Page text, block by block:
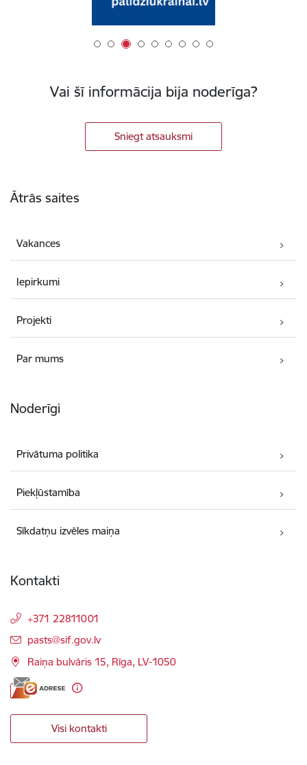
Vai šī informācija bija noderīga?
Sniegt atsauksmi
Ātrās saites
Vakances
Iepirkumi
Projekti
Par mums
Noderīgi
Privātuma politika
Piekļūstamība
Sīkdatņu izvēles maiņa
Kontakti
+371 22811001
E-pasts:
pasts@sif.gov.lv
Raiņa bulvāris 15, Rīga, LV-1050
Visi kontakti